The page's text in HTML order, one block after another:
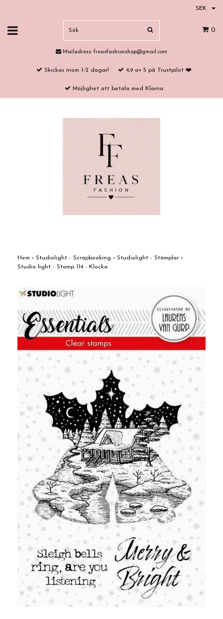
SEK
0
Mailadress: freasfashionshop@gmail.com
Skickas inom 1-2 dagar! 4,9 av 5 på Trustpilot ❤️
Möjlighet att betala med Klarna
Hem › Studiolight - Scrapbooking › Studiolight - Stämplar ›
Studio light - Stamp 114 - Klocka